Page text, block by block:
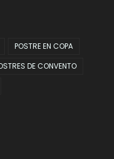
POSTRE EN COPA
DE CONVENTO